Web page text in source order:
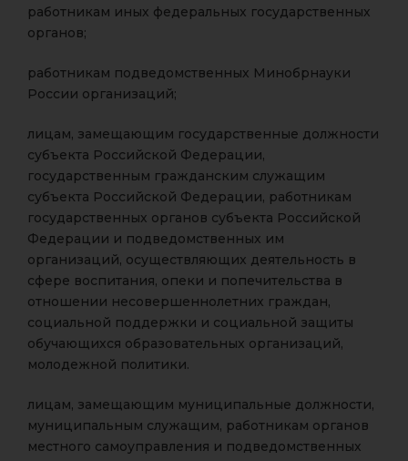
работникам иных федеральных государственных
органов;
работникам подведомственных Минобрнауки
России организаций;
лицам, замещающим государственные должности
субъекта Российской Федерации,
государственным гражданским служащим
субъекта Российской Федерации, работникам
государственных органов субъекта Российской
Федерации и подведомственных им
организаций, осуществляющих деятельность в
сфере воспитания, опеки и попечительства в
отношении несовершеннолетних граждан,
социальной поддержки и социальной защиты
обучающихся образовательных организаций,
молодежной политики.
лицам, замещающим муниципальные должности,
муниципальным служащим, работникам органов
местного самоуправления и подведомственных